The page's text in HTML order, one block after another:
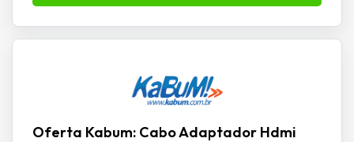
Oferta Kabum: Cabo Adaptador Hdmi